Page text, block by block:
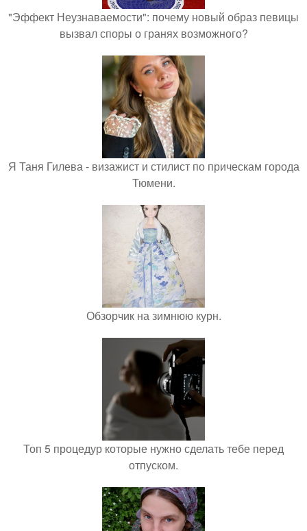
"Эффект Неузнаваемости": почему новый образ певицы
вызвал споры о гранях возможного?
Я Таня Гилева - визажист и стилист по прическам города
Тюмени.
Обзорчик на зимнюю курн.
Топ 5 процедур которые нужно сделать тебе перед
отпуском.